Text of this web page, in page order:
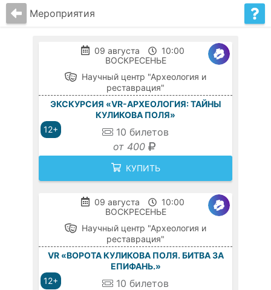
Мероприятия
09 августа
10:00
ВОСКРЕСЕНЬЕ
12+
Научный центр "Археология и
реставрация"
ЭКСКУРСИЯ «VR-АРХЕОЛОГИЯ: ТАЙНЫ
КУЛИКОВА ПОЛЯ»
10 билетов
от 400
КУПИТЬ
09 августа
10:00
ВОСКРЕСЕНЬЕ
12+
Научный центр "Археология и
реставрация"
VR «ВОРОТА КУЛИКОВА ПОЛЯ. БИТВА ЗА
ЕПИФАНЬ.»
10 билетов